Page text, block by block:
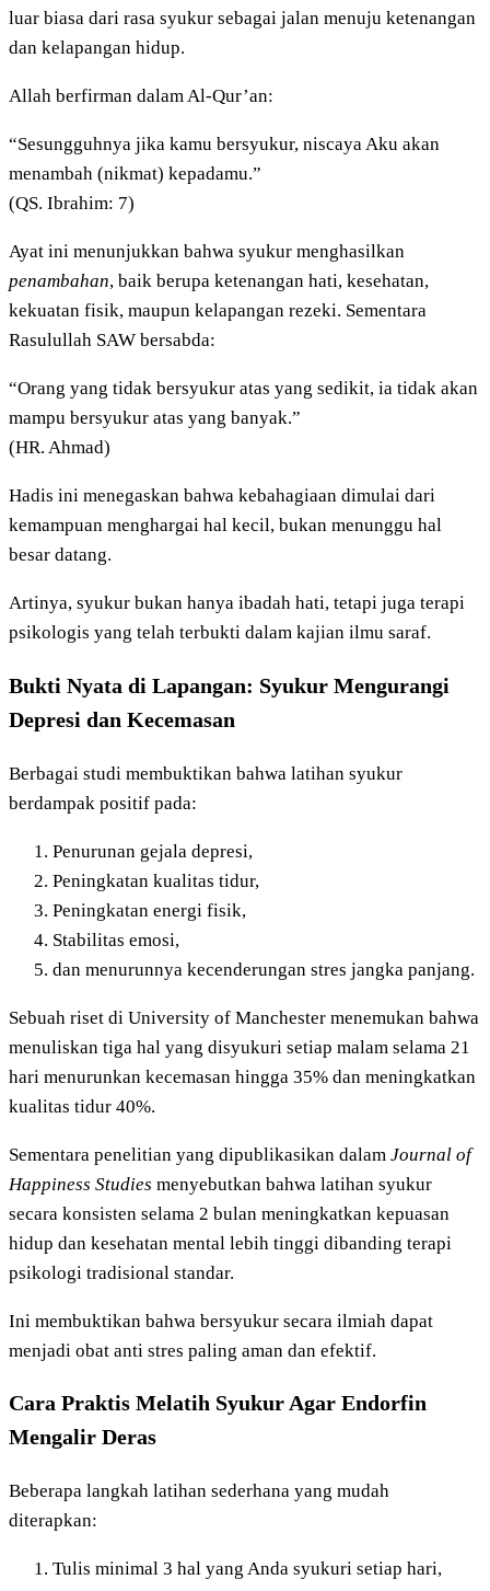
luar biasa dari rasa syukur sebagai jalan menuju ketenangan
dan kelapangan hidup.
Allah berfirman dalam Al-Qur’an:
“Sesungguhnya jika kamu bersyukur, niscaya Aku akan
menambah (nikmat) kepadamu.”
(QS. Ibrahim: 7)
Ayat ini menunjukkan bahwa syukur menghasilkan
penambahan, baik berupa ketenangan hati, kesehatan,
kekuatan fisik, maupun kelapangan rezeki. Sementara
Rasulullah SAW bersabda:
“Orang yang tidak bersyukur atas yang sedikit, ia tidak akan
mampu bersyukur atas yang banyak.”
(HR. Ahmad)
Hadis ini menegaskan bahwa kebahagiaan dimulai dari
kemampuan menghargai hal kecil, bukan menunggu hal
besar datang.
Artinya, syukur bukan hanya ibadah hati, tetapi juga terapi
psikologis yang telah terbukti dalam kajian ilmu saraf.
Bukti Nyata di Lapangan: Syukur Mengurangi
Depresi dan Kecemasan
Berbagai studi membuktikan bahwa latihan syukur
berdampak positif pada:
Penurunan gejala depresi,
Peningkatan kualitas tidur,
Peningkatan energi fisik,
Stabilitas emosi,
dan menurunnya kecenderungan stres jangka panjang.
Sebuah riset di University of Manchester menemukan bahwa
menuliskan tiga hal yang disyukuri setiap malam selama 21
hari menurunkan kecemasan hingga 35% dan meningkatkan
kualitas tidur 40%.
Sementara penelitian yang dipublikasikan dalam Journal of
Happiness Studies menyebutkan bahwa latihan syukur
secara konsisten selama 2 bulan meningkatkan kepuasan
hidup dan kesehatan mental lebih tinggi dibanding terapi
psikologi tradisional standar.
Ini membuktikan bahwa bersyukur secara ilmiah dapat
menjadi obat anti stres paling aman dan efektif.
Cara Praktis Melatih Syukur Agar Endorfin
Mengalir Deras
Beberapa langkah latihan sederhana yang mudah
diterapkan:
Tulis minimal 3 hal yang Anda syukuri setiap hari,